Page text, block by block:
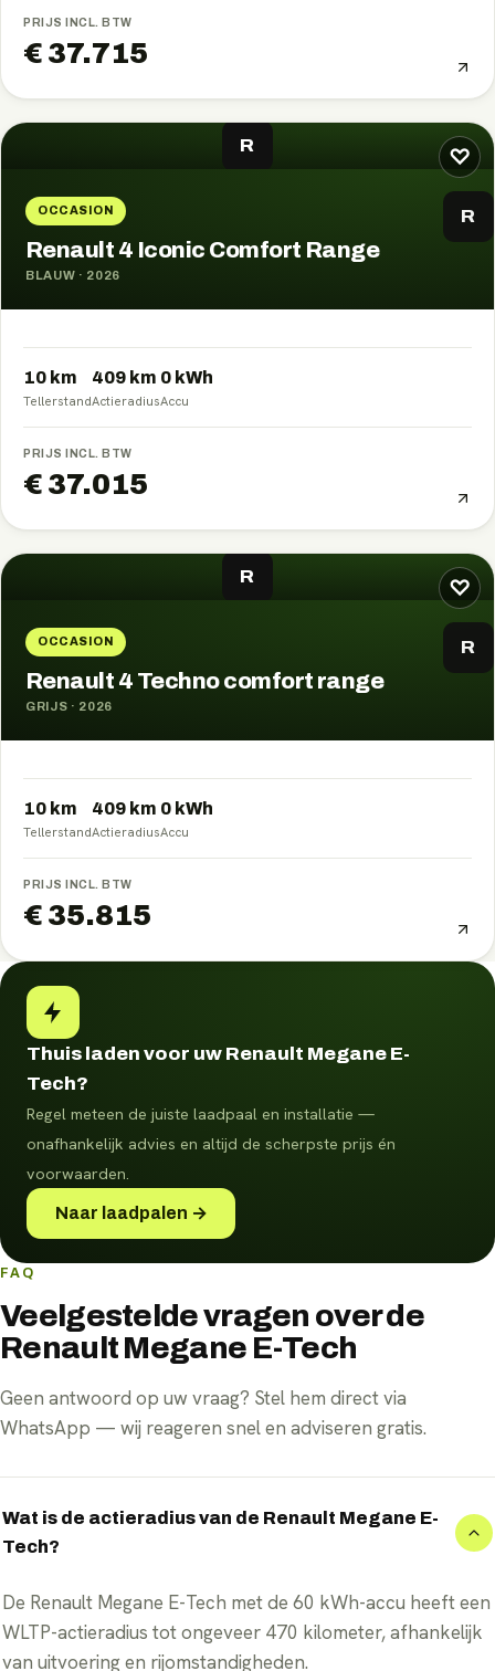
PRIJS INCL. BTW
€ 37.715
♡
R
OCCASION R
Renault 4 Iconic Comfort Range
BLAUW · 2026
10 km
Tellerstand
409 km
Actieradius
0 kWh
Accu
PRIJS INCL. BTW
€ 37.015
♡
R
OCCASION R
Renault 4 Techno comfort range
GRIJS · 2026
10 km
Tellerstand
409 km
Actieradius
0 kWh
Accu
PRIJS INCL. BTW
€ 35.815
Thuis laden voor uw Renault Megane E-
Tech?
Regel meteen de juiste laadpaal en installatie —
onafhankelijk advies en altijd de scherpste prijs én
voorwaarden.
Naar laadpalen →
FAQ
Veelgestelde vragen over de
Renault Megane E-Tech
Geen antwoord op uw vraag? Stel hem direct via
WhatsApp — wij reageren snel en adviseren gratis.
Wat is de actieradius van de Renault Megane E-
Tech?
De Renault Megane E-Tech met de 60 kWh-accu heeft een
WLTP-actieradius tot ongeveer 470 kilometer, afhankelijk
van uitvoering en rijomstandigheden.